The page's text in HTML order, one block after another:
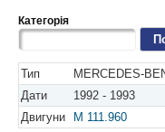
Категорія
Тип
MERCEDES-
Дати
1992 - 1993
Двигуни
M 111.960